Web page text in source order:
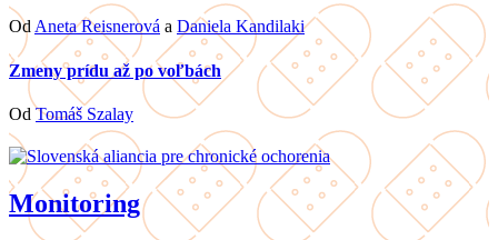
OdAneta Reisnerová a Daniela Kandilaki
Zmeny prídu až po voľbách
Od Tomáš Szalay
Monitoring